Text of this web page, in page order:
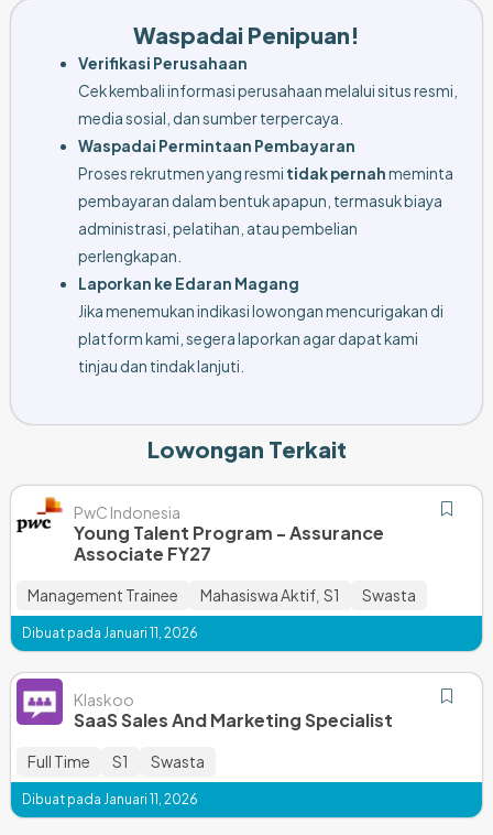
Waspadai Penipuan!
Verifikasi Perusahaan
Cek kembali informasi perusahaan melalui situs resmi,
media sosial, dan sumber terpercaya.
Waspadai Permintaan Pembayaran
Proses rekrutmen yang resmi tidak pernahmeminta
pembayaran dalam bentuk apapun, termasuk biaya
administrasi, pelatihan, atau pembelian
perlengkapan.
Laporkan ke Edaran Magang
Jika menemukan indikasi lowongan mencurigakan di
platform kami, segera laporkan agar dapat kami
tinjau dan tindak lanjuti.
Lowongan Terkait
PwC Indonesia
Young Talent Program - Assurance
Associate FY27
Management Trainee Mahasiswa Aktif, S1 Swasta
Dibuat pada Januari 11, 2026
Klaskoo
SaaS Sales And Marketing Specialist
Full Time S1 Swasta
Dibuat pada Januari 11, 2026